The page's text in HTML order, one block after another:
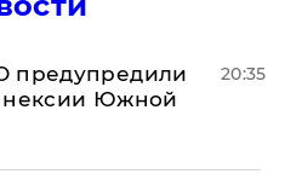
предупредили
Южной
20:35